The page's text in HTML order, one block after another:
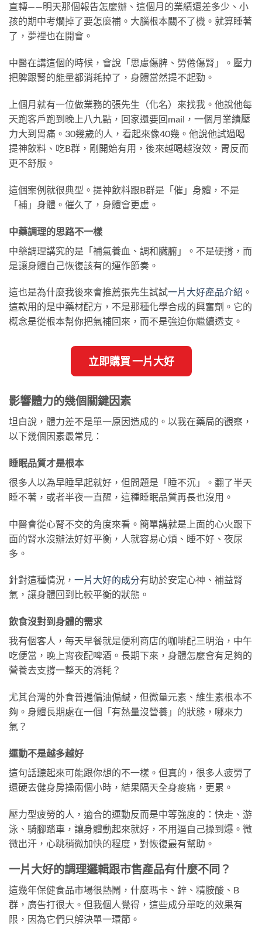
直轉——明天那個報告怎麼辦、這個月的業績還差多少、小
孩的期中考爛掉了要怎麼補。大腦根本關不了機。就算睡著
了，夢裡也在開會。
中醫在講這個的時候，會說「思慮傷脾、勞倦傷腎」。壓力
把脾跟腎的能量都消耗掉了，身體當然提不起勁。
上個月就有一位做業務的張先生（化名）來找我。他說他每
天跑客戶跑到晚上八九點，回家還要回mail，一個月業績壓
力大到胃痛。30幾歲的人，看起來像40幾。他說他試過喝
提神飲料、吃B群，剛開始有用，後來越喝越沒效，胃反而
更不舒服。
這個案例就很典型。提神飲料跟B群是「催」身體，不是
「補」身體。催久了，身體會更虛。
中藥調理的思路不一樣
中藥調理講究的是「補氣養血、調和臟腑」。不是硬撐，而
是讓身體自己恢復該有的運作節奏。
這也是為什麼我後來會推薦張先生試試一片大好產品介紹 。
這款用的是中藥材配方，不是那種化學合成的興奮劑。它的
概念是從根本幫你把氣補回來，而不是強迫你繼續透支。
立即購買 一片大好
影響體力的幾個關鍵因素
坦白說，體力差不是單一原因造成的。以我在藥局的觀察，
以下幾個因素最常見：
睡眠品質才是根本
很多人以為早睡早起就好，但問題是「睡不沉」。翻了半天
睡不著，或者半夜一直醒，這種睡眠品質再長也沒用。
中醫會從心腎不交的角度來看。簡單講就是上面的心火跟下
面的腎水沒辦法好好平衡，人就容易心煩、睡不好、夜尿
多。
針對這種情況， 一片大好的成分有助於安定心神、補益腎
氣，讓身體回到比較平衡的狀態。
飲食沒對到身體的需求
我有個客人，每天早餐就是便利商店的咖啡配三明治，中午
吃便當，晚上宵夜配啤酒。長期下來，身體怎麼會有足夠的
營養去支撐一整天的消耗？
尤其台灣的外食普遍偏油偏鹹，但微量元素、維生素根本不
夠。身體長期處在一個「有熱量沒營養」的狀態，哪來力
氣？
運動不是越多越好
這句話聽起來可能跟你想的不一樣。但真的，很多人疲勞了
還硬去健身房操兩個小時，結果隔天全身痠痛，更累。
壓力型疲勞的人，適合的運動反而是中等強度的：快走、游
泳、騎腳踏車，讓身體動起來就好，不用逼自己操到爆。微
微出汗，心跳稍微加快的程度，對恢復最有幫助。
一片大好的調理邏輯跟市售產品有什麼不同？
這幾年保健食品市場很熱鬧，什麼瑪卡、鋅、精胺酸、B
群，廣告打很大。但我個人覺得，這些成分單吃的效果有
限，因為它們只解決單一環節。